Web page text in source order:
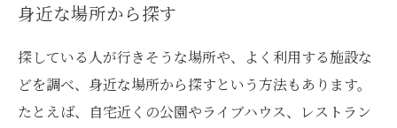
身近な場所から探す
探している人が行きそうな場所や、よく利用する施設な
どを調べ、身近な場所から探すという方法もあります。
たとえば、自宅近くの公園やライブハウス、レストラン